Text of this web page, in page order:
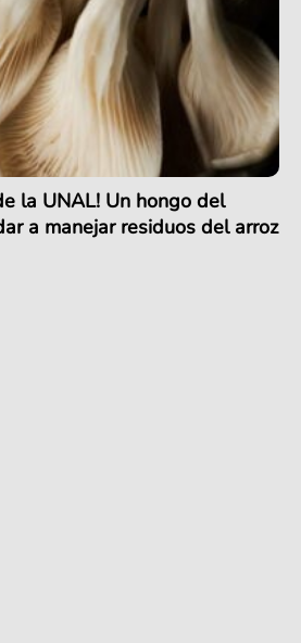
la UNAL! Un hongo del
a manejar residuos del arroz